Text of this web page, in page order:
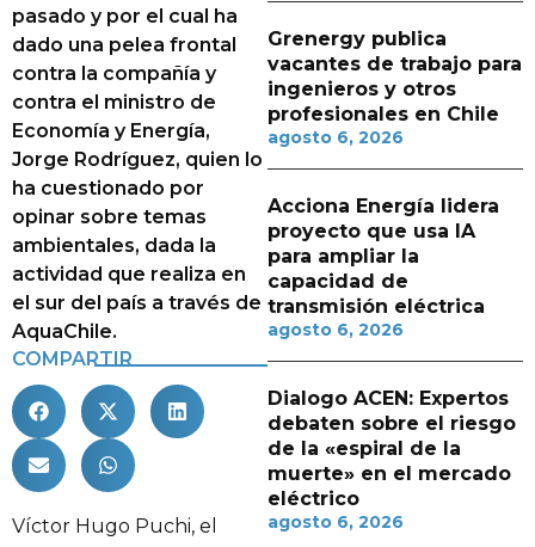
pasado y por el cual ha
dado una pelea frontal
contra la compañía y
contra el ministro de
Economía y Energía,
Jorge Rodríguez, quien lo
ha cuestionado por
opinar sobre temas
ambientales, dada la
actividad que realiza en
el sur del país a través de
AquaChile.
COMPARTIR
Víctor Hugo Puchi, el
Grenergy publica
vacantes de trabajo para
ingenieros y otros
profesionales en Chile
agosto 6, 2026
Acciona Energía lidera
proyecto que usa IA
para ampliar la
capacidad de
transmisión eléctrica
agosto 6, 2026
Dialogo ACEN: Expertos
debaten sobre el riesgo
de la «espiral de la
muerte» en el mercado
eléctrico
agosto 6, 2026